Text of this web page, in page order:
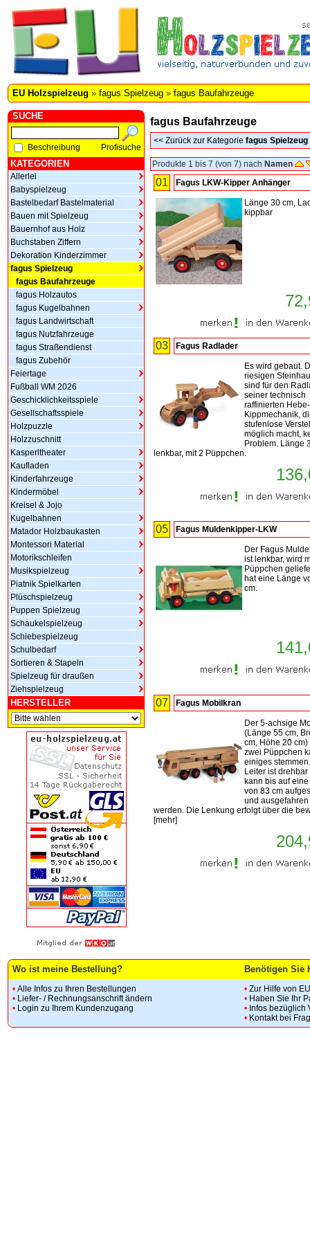
EU Holzspielzeug » fagus Spielzeug » fagus Baufahrzeuge
SUCHE
Beschreibung Profisuche
KATEGORIEN
Allerlei
Babyspielzeug
Bastelbedarf Bastelmaterial
Bauen mit Spielzeug
Bauernhof aus Holz
Buchstaben Ziffern
Dekoration Kinderzimmer
fagus Spielzeug
fagus Baufahrzeuge
fagus Holzautos
fagus Kugelbahnen
fagus Landwirtschaft
fagus Nutzfahrzeuge
fagus Straßendienst
fagus Zubehör
Feiertage
Fußball WM 2026
Geschicklichkeitsspiele
Gesellschaftsspiele
Holzpuzzle
Holzzuschnitt
Kasperltheater
Kaufladen
Kinderfahrzeuge
Kindermöbel
Kreisel & Jojo
Kugelbahnen
Matador Holzbaukasten
Montessori Material
Motorikschleifen
Musikspielzeug
Piatnik Spielkarten
Plüschspielzeug
Puppen Spielzeug
Schaukelspielzeug
Schiebespielzeug
Schulbedarf
Sortieren & Stapeln
Spielzeug für draußen
Ziehspielzeug
HERSTELLER
fagus Baufahrzeuge
<< Zurück zur Kategorie fagus Spielzeug
Produkte 1 bis 7 (von 7) nach Namen
01 Fagus LKW-Kipper Anhänger
Länge 30 cm,
kippbar
03 Fagus Radlader
Es wird gebaut.
riesigen
sind für den
seiner technisch
raffinierten
Kippmechanik,
stufenlose
möglich macht,
Problem. Länge
lenkbar, mit 2 Püppchen.
05 Fagus Muldenkipper-LKW
Der Fagus
ist lenkbar, wird
Püppchen
hat eine Länge
cm.
07 Fagus Mobilkran
Der 5-achsige
(Länge 55 cm,
cm, Höhe 20 cm)
zwei Püppchen
einiges
Leiter ist drehbar
kann bis auf
von 83 cm
und ausgefahren
werden. Die Lenkung erfolgt über die
[mehr]
Wo ist meine Bestellung? Benötigen Sie
• Alle Infos zu Ihren Bestellungen
• Liefer- / Rechnungsanschrift ändern
• Login zu Ihrem Kundenzugang
• Zur Hilfe von
• Haben Sie Ihr
• Infos bezüglich
• Kontakt bei